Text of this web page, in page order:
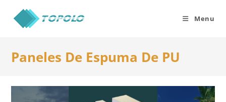
content
Menu
Paneles De Espuma De PU